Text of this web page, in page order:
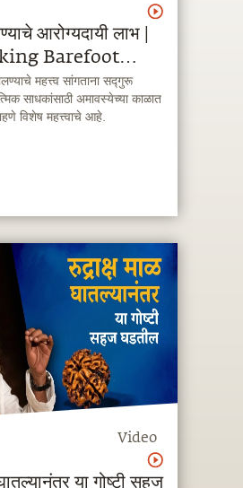
आरोग्यदायी लाभ |
Barefoot
Your Health |
Marathi
महत्त्व सांगताना सद्गुरू
साधकांसाठी अमावस्येच्या काळात
विशेष महत्त्वाचे आहे.
Video
या गोष्टी सहज